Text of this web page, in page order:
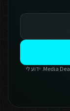
אני מאשר/ת קבלת עדכונים, חדשות וחומר פרסומי מ-Media Deal. ידוע לי